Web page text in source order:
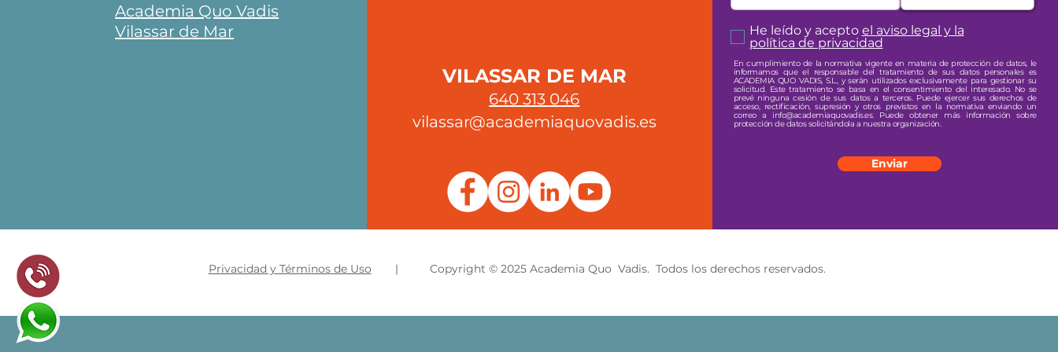
Academia Quo Vadis
Vilassar de Mar
VILASSAR DE MAR
640 313 046
vilassar@academiaquovadis.es
He leído y acepto el aviso legal y la
política de privacidad
En cumplimiento de la normativa vigente en materia de protección de datos, le
informamos que el responsable del tratamiento de sus datos personales es
ACADEMIA QUO VADIS, S.L., y serán utilizados exclusivamente para gestionar su
solicitud. Este tratamiento se basa en el consentimiento del interesado. No se
prevé ninguna cesión de sus datos a terceros. Puede ejercer sus derechos de
acceso, rectificación, supresión y otros previstos en la normativa enviando un
correo a info@academiaquovadis.es. Puede obtener más información sobre
protección de datos solicitándola a nuestra organización.
Enviar
| Copyright © 2025 Academia Quo Vadis. Todos los derechos reservados.
Privacidad y Términos de Uso